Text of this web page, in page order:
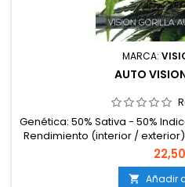
MARCA:
AUTO
Genética: 50% Sativa - 50%
Rendimiento (interior /
de THC:
 Añadir